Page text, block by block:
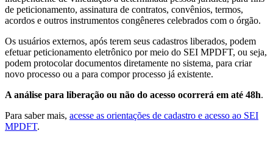
de peticionamento, assinatura de contratos, convênios, termos,
acordos e outros instrumentos congêneres celebrados com o órgão.
Os usuários externos, após terem seus cadastros liberados, podem
efetuar peticionamento eletrônico por meio do SEI MPDFT, ou seja,
podem protocolar documentos diretamente no sistema, para criar
novo processo ou a para compor processo já existente.
A análise para liberação ou não do acesso ocorrerá em até 48h.
Para saber mais, acesse as orientações de cadastro e acesso ao SEI
MPDFT.